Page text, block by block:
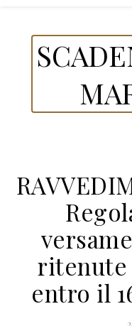
ritenute
entro il